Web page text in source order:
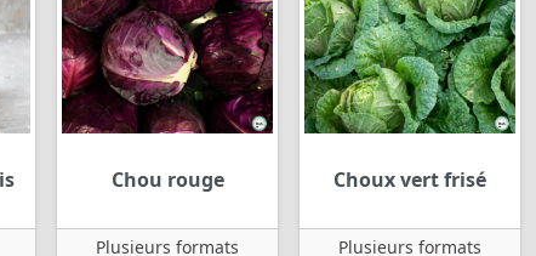
Chou rouge
Plusieurs formats
Choux vert frisé
Plusieurs formats